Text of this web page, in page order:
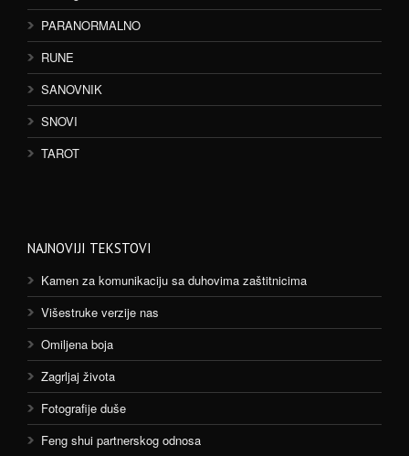
PARANORMALNO
RUNE
SANOVNIK
SNOVI
TAROT
NAJNOVIJI TEKSTOVI
Kamen za komunikaciju sa duhovima zaštitnicima
Višestruke verzije nas
Omiljena boja
Zagrljaj života
Fotografije duše
Feng shui partnerskog odnosa